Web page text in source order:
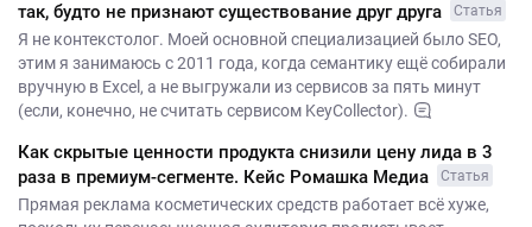
так, будто не признают существование друг друга
Статья
Я не контекстолог. Моей основной специализацией было SEO,
этим я занимаюсь с 2011 года, когда семантику ещё собирали
вручную в Excel, а не выгружали из сервисов за пять минут
(если, конечно, не считать сервисом KeyCollector).
Как скрытые ценности продукта снизили цену лида в 3
раза в премиум-сегменте. Кейс Ромашка Медиа
Статья
Прямая реклама косметических средств работает всё хуже,